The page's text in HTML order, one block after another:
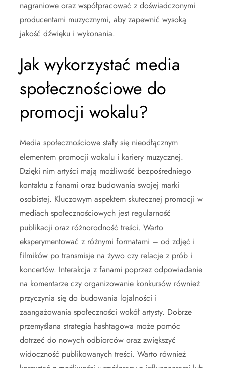
nagraniowe oraz współpracować z doświadczonymi
producentami muzycznymi, aby zapewnić wysoką
jakość dźwięku i wykonania.
Jak wykorzystać media
społecznościowe do
promocji wokalu?
Media społecznościowe stały się nieodłącznym
elementem promocji wokalu i kariery muzycznej.
Dzięki nim artyści mają możliwość bezpośredniego
kontaktu z fanami oraz budowania swojej marki
osobistej. Kluczowym aspektem skutecznej promocji w
mediach społecznościowych jest regularność
publikacji oraz różnorodność treści. Warto
eksperymentować z różnymi formatami – od zdjęć i
filmików po transmisje na żywo czy relacje z prób i
koncertów. Interakcja z fanami poprzez odpowiadanie
na komentarze czy organizowanie konkursów również
przyczynia się do budowania lojalności i
zaangażowania społeczności wokół artysty. Dobrze
przemyślana strategia hashtagowa może pomóc
dotrzeć do nowych odbiorców oraz zwiększyć
widoczność publikowanych treści. Warto również